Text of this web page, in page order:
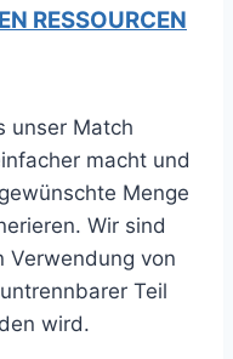
RESSOURCEN
unser Match
macht und
Menge
Wir sind
Verwendung von
Teil
wird.